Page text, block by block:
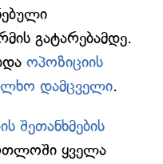
გატარებამდე.
ოპოზიციის
დამცველი.
შეთანხმების
ყველა